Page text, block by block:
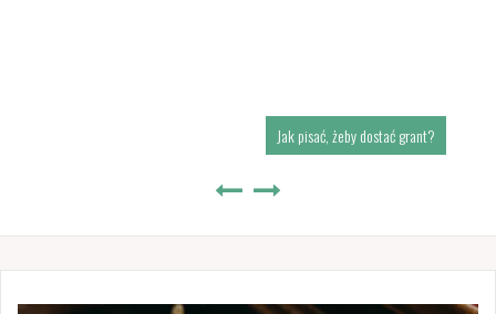
Jak pisać, żeby dostać grant?